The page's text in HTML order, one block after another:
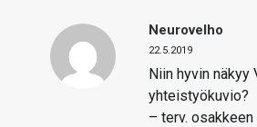
Neurovelho
22.5.2019
Niin hyvin näkyy
yhteistyökuvio?
– terv.